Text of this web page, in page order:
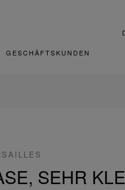
GESCHÄFTSKUNDEN
SEHR